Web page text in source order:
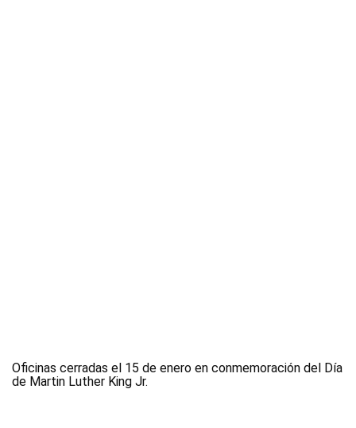
Oficinas cerradas el 15 de enero en conmemoración del Día
de Martin Luther King Jr.